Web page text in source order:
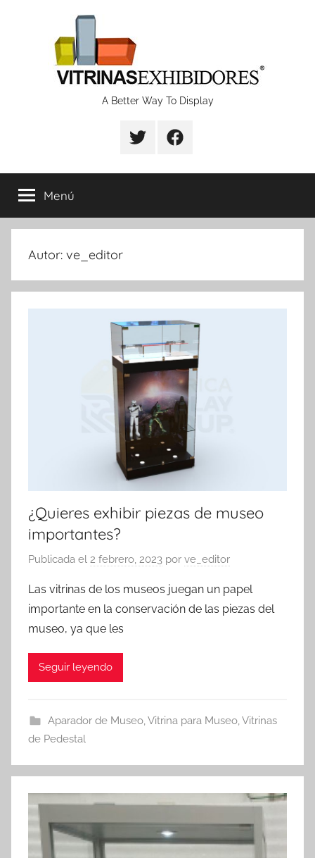
Proyectos
fabricación
de
vitrinas
y
exhibidores
A Better Way To Display
Menú
Autor: ve_editor
¿Quieres exhibir piezas de museo
importantes?
Publicada el 2 febrero, 2023 por ve_editor
Las vitrinas de los museos juegan un papel
importante en la conservación de las piezas del
museo, ya que les
Seguir leyendo
Aparador de Museo,Vitrina para Museo,Vitrinas
de Pedestal